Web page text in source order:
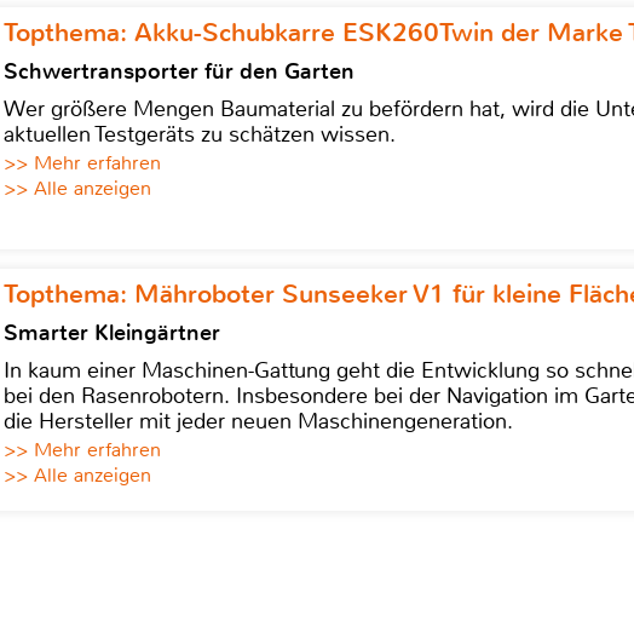
Topthema: Akku-Schubkarre ESK260Twin der Marke
Schwertransporter für den Garten
Wer größere Mengen Baumaterial zu befördern hat, wird die
aktuellen Testgeräts zu schätzen wissen.
>> Mehr erfahren
>> Alle anzeigen
Topthema: Mähroboter Sunseeker V1 für kleine
Smarter Kleingärtner
In kaum einer Maschinen-Gattung geht die Entwicklung so
bei den Rasenrobotern. Insbesondere bei der Navigation im
die Hersteller mit jeder neuen Maschinengeneration.
>> Mehr erfahren
>> Alle anzeigen